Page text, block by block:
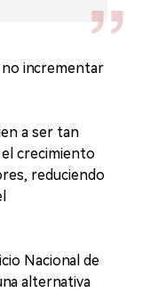
no incrementar
a ser tan
crecimiento
reduciendo
Nacional de
alternativa